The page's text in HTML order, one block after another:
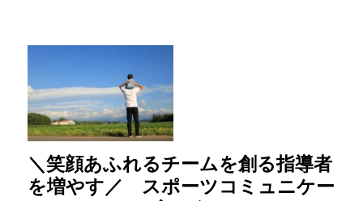
＼笑顔あふれるチームを創る指導者
を増やす／ スポーツコミュニケー